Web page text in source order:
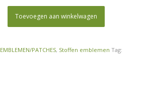
Toevoegen aan winkelwagen
EMBLEMEN/PATCHES, Stoffen emblemen Tag: